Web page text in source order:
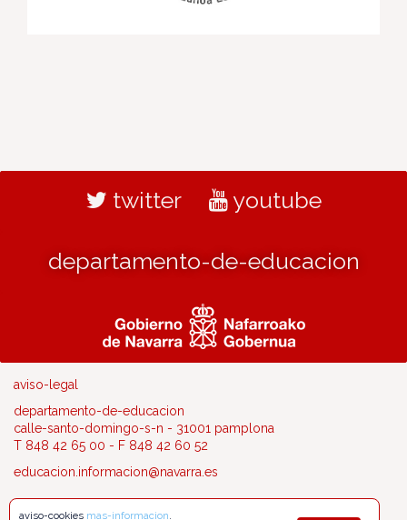
twitter youtube
departamento-de-educacion
aviso-legal
departamento-de-educacion
calle-santo-domingo-s-n - 31001 pamplona
T 848 42 65 00 - F 848 42 60 52
educacion.informacion@navarra.es
aviso-cookies mas-informacion.